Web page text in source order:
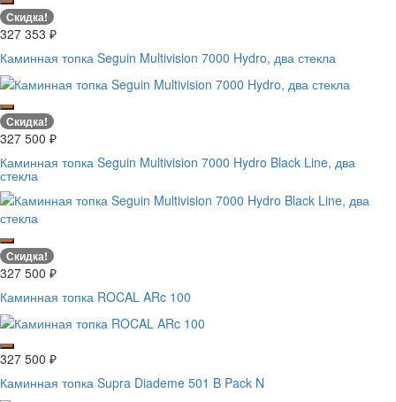
Скидка!
327 353 ₽
Каминная топка Seguin Multivision 7000 Hydro, два стекла
Скидка!
327 500 ₽
Каминная топка Seguin Multivision 7000 Hydro Black Line, два
стекла
Скидка!
327 500 ₽
Каминная топка ROCAL ARc 100
327 500 ₽
Каминная топка Supra Diademe 501 B Pack N